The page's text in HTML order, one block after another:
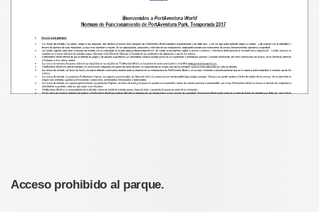
Acceso prohibido al parque.